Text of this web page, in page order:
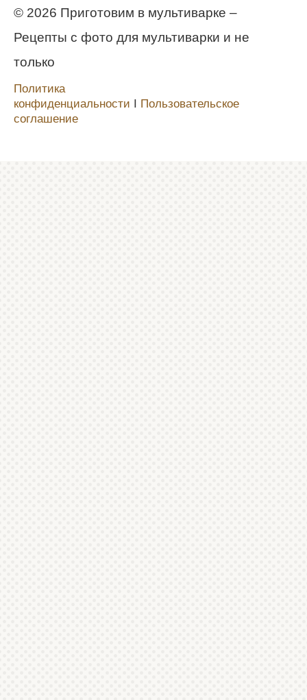
© 2026 Приготовим в мультиварке –
Рецепты с фото для мультиварки и не
только
Политика
конфиденциальности Ι Пользовательское
соглашение